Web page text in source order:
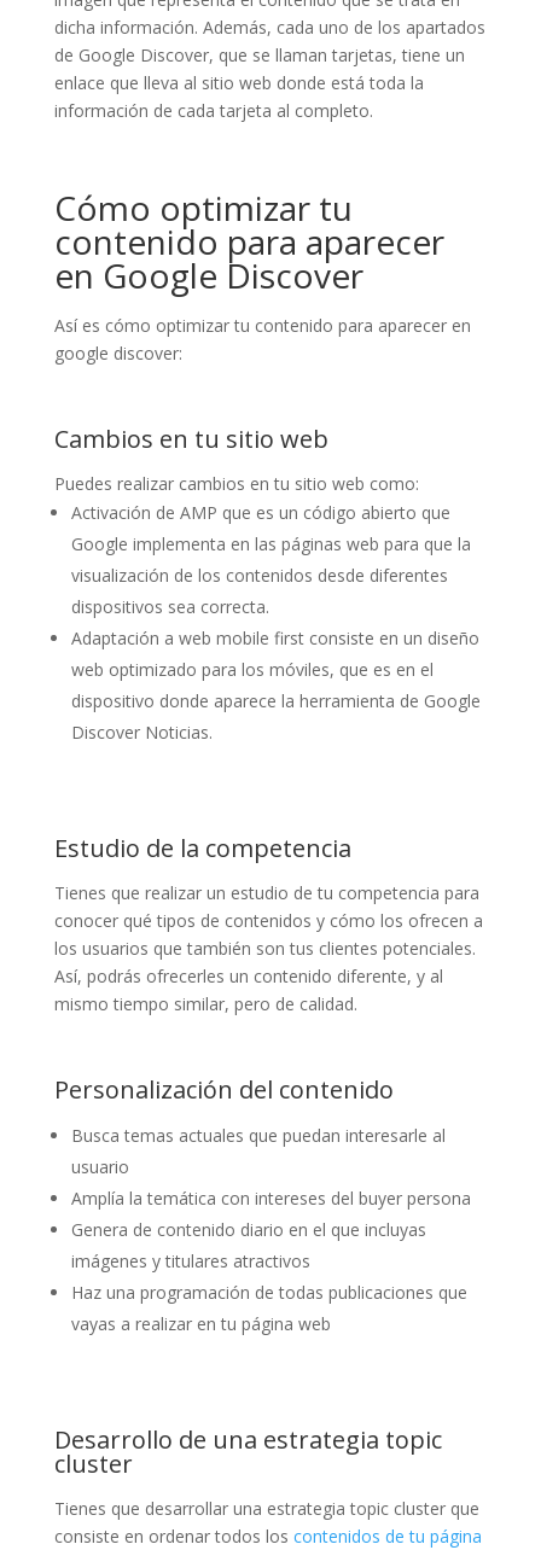
dicha información. Además, cada uno de los apartados
de Google Discover, que se llaman tarjetas, tiene un
enlace que lleva al sitio web donde está toda la
información de cada tarjeta al completo.
Cómo optimizar tu
contenido para aparecer
en Google Discover
Así es cómo optimizar tu contenido para aparecer en
google discover:
Cambios en tu sitio web
Puedes realizar cambios en tu sitio web como:
Activación de AMP que es un código abierto que
Google implementa en las páginas web para que la
visualización de los contenidos desde diferentes
dispositivos sea correcta.
Adaptación a web mobile first consiste en un diseño
web optimizado para los móviles, que es en el
dispositivo donde aparece la herramienta de Google
Discover Noticias.
Estudio de la competencia
Tienes que realizar un estudio de tu competencia para
conocer qué tipos de contenidos y cómo los ofrecen a
los usuarios que también son tus clientes potenciales.
Así, podrás ofrecerles un contenido diferente, y al
mismo tiempo similar, pero de calidad.
Personalización del contenido
Busca temas actuales que puedan interesarle al
usuario
Amplía la temática con intereses del buyer persona
Genera de contenido diario en el que incluyas
imágenes y titulares atractivos
Haz una programación de todas publicaciones que
vayas a realizar en tu página web
Desarrollo de una estrategia topic
cluster
Tienes que desarrollar una estrategia topic cluster que
consiste en ordenar todos los contenidos de tu página